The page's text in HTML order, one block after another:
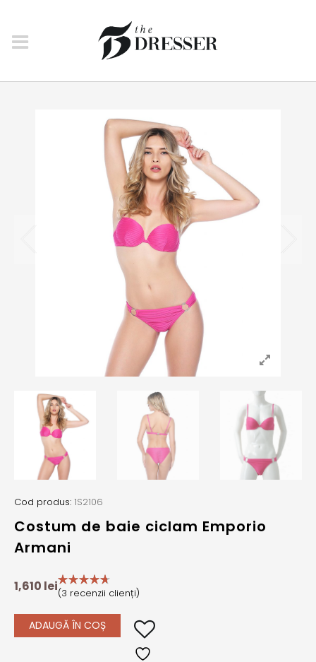
Cod produs: 1S2106
Costum de baie ciclam Emporio
Armani
1,610 lei(3 recenzii clienți)
ADAUGĂ ÎN COȘ